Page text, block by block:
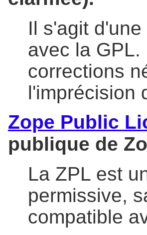
Il s'agit
avec la
corrections
l'imprécision
Zope Public
publique de
La ZPL est
permissive,
compatible